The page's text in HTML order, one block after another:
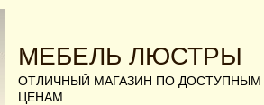
МЕБЕЛЬ ЛЮСТРЫ
ОТЛИЧНЫЙ МАГАЗИН ПО ДОСТУПНЫМ
ЦЕНАМ